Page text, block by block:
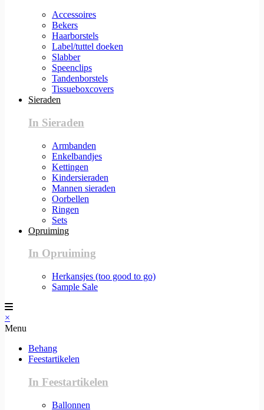
Accessoires
Bekers
Haarborstels
Label/tuttel doeken
Slabber
Speenclips
Tandenborstels
Tissueboxcovers
Sieraden
In Sieraden
Armbanden
Enkelbandjes
Kettingen
Kindersieraden
Mannen sieraden
Oorbellen
Ringen
Sets
Opruiming
In Opruiming
Herkansjes (too good to go)
Sample Sale
×
Menu
Behang
Feestartikelen
In Feestartikelen
Ballonnen